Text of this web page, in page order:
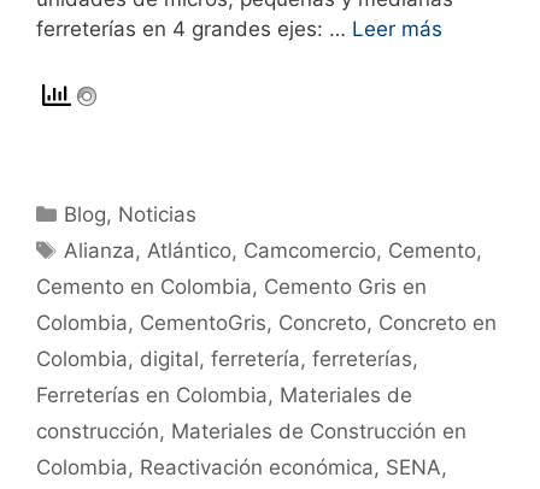
ferreterías en 4 grandes ejes: … Leer más
Blog, Noticias
Alianza, Atlántico, Camcomercio, Cemento,
Cemento en Colombia, Cemento Gris en
Colombia, CementoGris, Concreto, Concreto en
Colombia, digital, ferretería, ferreterías,
Ferreterías en Colombia, Materiales de
construcción, Materiales de Construcción en
Colombia, Reactivación económica, SENA,